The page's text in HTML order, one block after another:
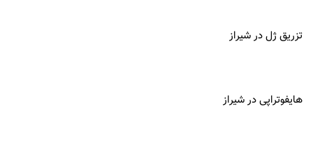
تزریق ژل در شیراز
هایفوتراپی در شیراز